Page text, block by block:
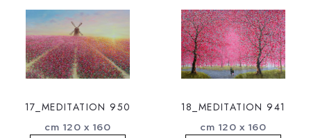
17_MEDITATION 950
cm 120 x 160
18_MEDITATION 941
cm 120 x 160